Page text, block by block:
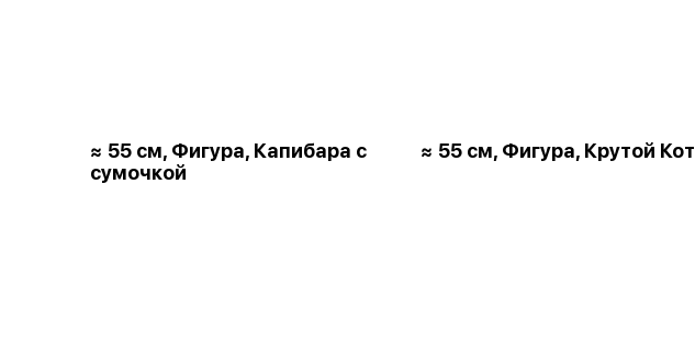
≈ 55 см, Фигура, Капибара с
сумочкой
≈ 55 см, Фигура, Крутой Кот